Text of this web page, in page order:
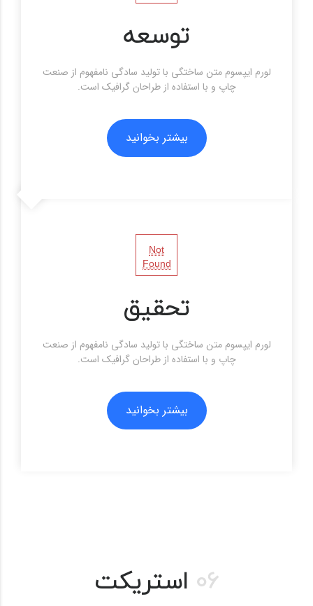
توسعه
لورم ایپسوم متن ساختگی با تولید سادگی نامفهوم از صنعت
چاپ و با استفاده از طراحان گرافیک است.
بیشتر بخوانید
بیشتر بخوانید
Not
Found
تحقیق
لورم ایپسوم متن ساختگی با تولید سادگی نامفهوم از صنعت
چاپ و با استفاده از طراحان گرافیک است.
بیشتر بخوانید
بیشتر بخوانید
06 استریکت